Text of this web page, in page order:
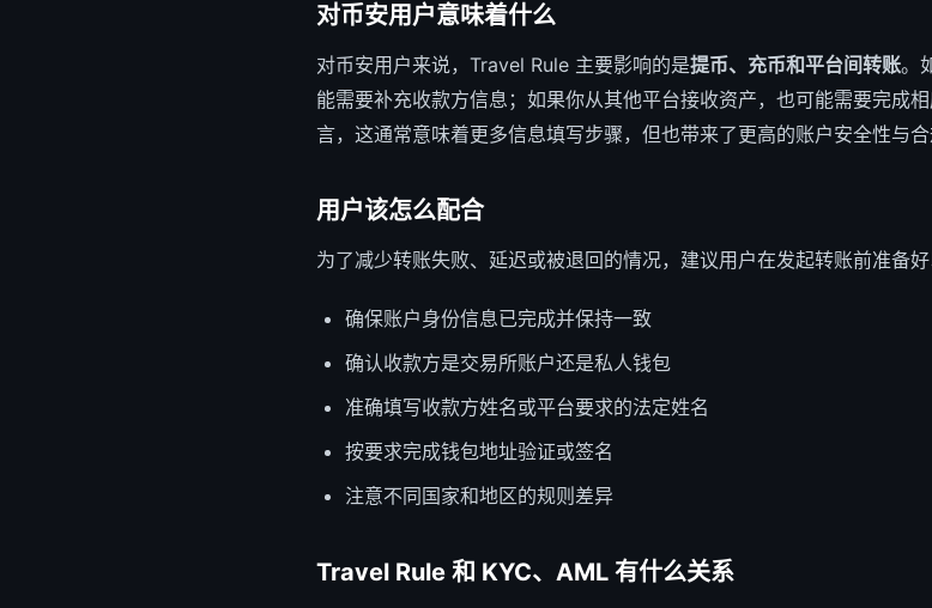
对币安用户意味着什么
对币安用户来说，Travel Rule 主要影响的是提币、充币和平台间转账。
能需要补充收款方信息；如果你从其他平台接收资产，也可能需要完成
言，这通常意味着更多信息填写步骤，但也带来了更高的账户安全性与合
用户该怎么配合
为了减少转账失败、延迟或被退回的情况，建议用户在发起转账前准备好
确保账户身份信息已完成并保持一致
确认收款方是交易所账户还是私人钱包
准确填写收款方姓名或平台要求的法定姓名
按要求完成钱包地址验证或签名
注意不同国家和地区的规则差异
Travel Rule 和 KYC、AML 有什么关系